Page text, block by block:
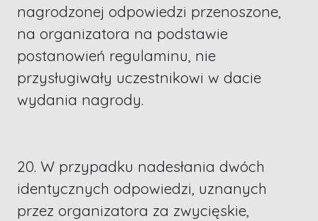
nagrodzonej odpowiedzi przenoszone,
na organizatora na podstawie
postanowień regulaminu, nie
przysługiwały uczestnikowi w dacie
wydania nagrody.
20. W przypadku nadesłania dwóch
identycznych odpowiedzi, uznanych
przez organizatora za zwycięskie,